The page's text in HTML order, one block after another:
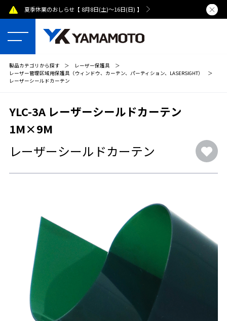
土)～16日(日) 】 熊本県で発生した地震による配送への影響について
製品カテゴリから探す ＞ レーザー保護具
＞
レーザー管理区域用保護具（ウィンドウ、カーテン、パーティション、LASERSIGHT）
＞
レーザーシールドカーテン
YLC-3A レーザーシールドカーテン
1M×9M
レーザーシールドカーテン